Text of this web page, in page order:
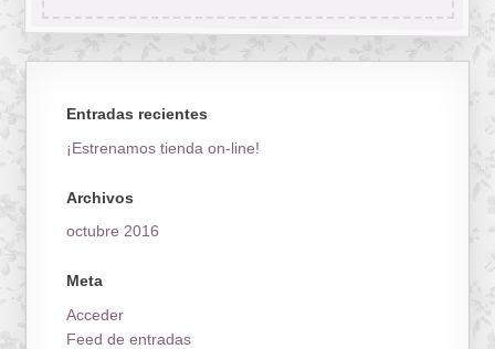
Entradas recientes
¡Estrenamos tienda on-line!
Archivos
octubre 2016
Meta
Acceder
Feed de entradas